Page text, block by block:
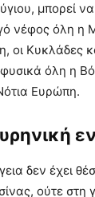
μπορεί
νέφος όλη η
οι Κυκλάδες
όλη η
Ευρώπη.
δεν έχει
ούτε στη